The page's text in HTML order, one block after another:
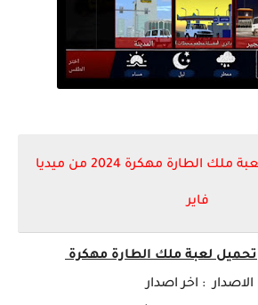
معلومات تنزيل لعبة ملك الطارة مهكرة 2024 من ميديا
فاير
تحميل لعبة ملك الطارة مهكرة
الاصدار : اخر اصدار